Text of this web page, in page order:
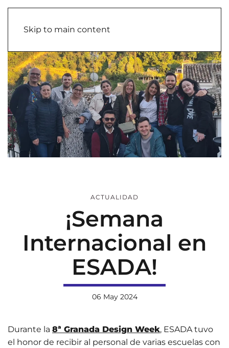
Skip to main content
ACTUALIDAD
¡Semana
Internacional en
ESADA!
06 May 2024
Durante la 8ª Granada Design Week, ESADA tuvo
el honor de recibir al personal de varias escuelas con